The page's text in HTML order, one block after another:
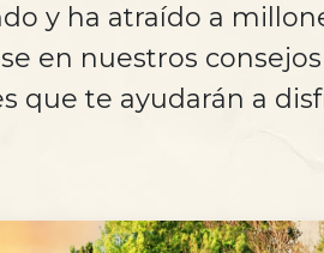
y ha atraído a
en nuestros
que te ayudarán a